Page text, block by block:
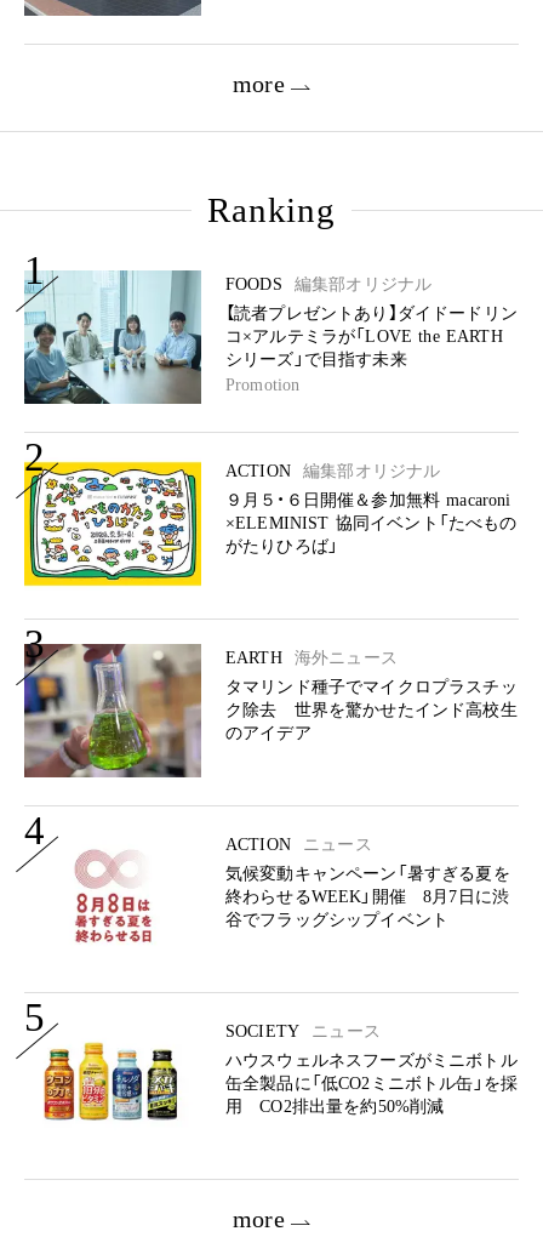
more
Ranking
1 FOODS
編集部オリジナル
【読者プレゼントあり】ダイドードリン
コ×アルテミラが「LOVE the EARTH
シリーズ」で目指す未来
Promotion
2 ACTION
編集部オリジナル
９月５・６日開催＆参加無料 macaroni
×ELEMINIST 協同イベント「たべもの
がたりひろば」
3 EARTH
海外ニュース
タマリンド種子でマイクロプラスチッ
ク除去 世界を驚かせたインド高校生
のアイデア
4 ACTION
ニュース
気候変動キャンペーン「暑すぎる夏を
終わらせるWEEK」開催 8月7日に渋
谷でフラッグシップイベント
5 SOCIETY
ニュース
ハウスウェルネスフーズがミニボトル
缶全製品に「低CO2ミニボトル缶」を採
用 CO2排出量を約50%削減
more